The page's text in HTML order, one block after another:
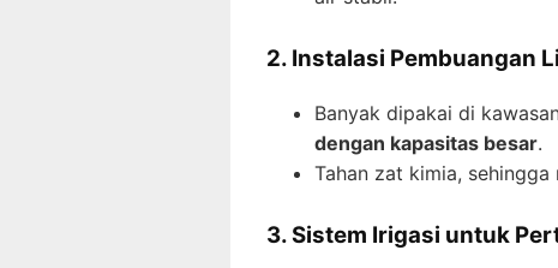
2. Instalasi Pembuangan
Banyak dipakai di
dengan kapasitas besar.
Tahan zat kimia,
3. Sistem Irigasi untuk